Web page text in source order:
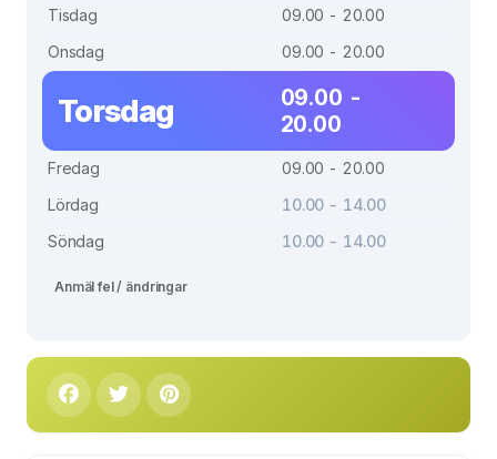
Tisdag
09.00 - 20.00
Onsdag
09.00 - 20.00
Torsdag
09.00 -
20.00
Fredag
09.00 - 20.00
Lördag
10.00 - 14.00
Söndag
10.00 - 14.00
Anmäl fel / ändringar